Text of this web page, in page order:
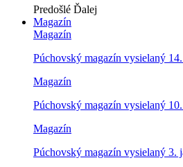
Predošlé Ďalej
Magazín
Magazín
Púchovský magazín vysielaný
Magazín
Púchovský magazín vysielaný
Magazín
Púchovský magazín vysielaný 3.